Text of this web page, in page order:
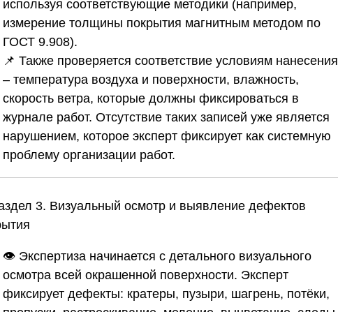
используя соответствующие методики (например,
измерение толщины покрытия магнитным методом по
ГОСТ 9.908).
📌 Также проверяется соответствие условиям нанесения
– температура воздуха и поверхности, влажность,
скорость ветра, которые должны фиксироваться в
журнале работ. Отсутствие таких записей уже является
нарушением, которое эксперт фиксирует как системную
проблему организации работ.
3. Визуальный осмотр и выявление дефектов
👁️ Экспертиза начинается с детального визуального
осмотра всей окрашенной поверхности. Эксперт
фиксирует дефекты: кратеры, пузыри, шагрень, потёки,